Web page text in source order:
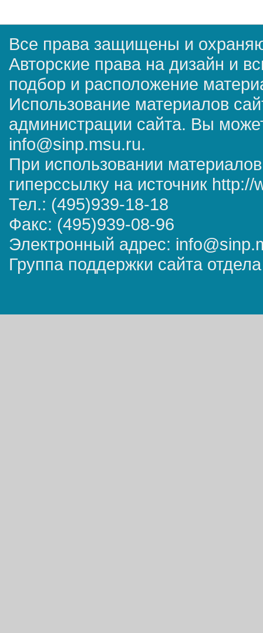
Все права защищены и
Авторские права на дизайн и
подбор и расположение
Использование материалов
администрации сайта. Вы
info@sinp.msu.ru.
При использовании
гиперссылку на источник
Тел.: (495)939-18-18
Факс: (495)939-08-96
Электронный адрес:
Группа поддержки сайта